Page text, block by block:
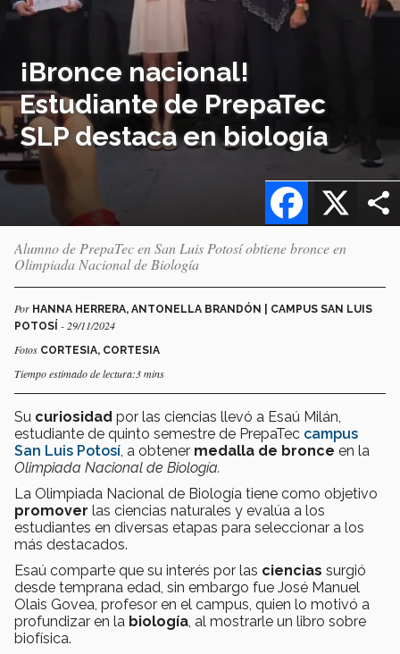
¡Bronce nacional!
Estudiante de PrepaTec
SLP destaca en biología
X
Facebook
Alumno de PrepaTec en San Luis Potosí obtiene bronce en
Olimpiada Nacional de Biología
Por HANNA HERRERA, ANTONELLA BRANDÓN | CAMPUS SAN LUIS
POTOSÍ - 29/11/2024
Fotos CORTESIA, CORTESIA
Tiempo estimado de lectura:3 mins
Su curiosidad por las ciencias llevó a Esaú Milán,
estudiante de quinto semestre de PrepaTec campus
San Luis Potosí , a obtener medalla de bronce en la
Olimpiada Nacional de Biología.
La Olimpiada Nacional de Biología tiene como objetivo
promover las ciencias naturales y evalúa a los
estudiantes en diversas etapas para seleccionar a los
más destacados.
Esaú comparte que su interés por las ciencias surgió
desde temprana edad, sin embargo fue José Manuel
Olais Govea, profesor en el campus, quien lo motivó a
profundizar en la biología , al mostrarle un libro sobre
biofísica.